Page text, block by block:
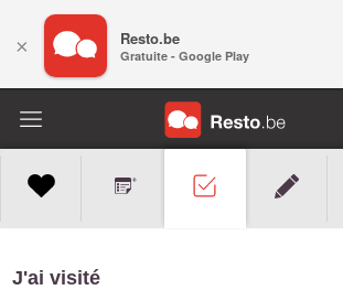
J'ai visité
× Resto.be
Gratuite - Google Play